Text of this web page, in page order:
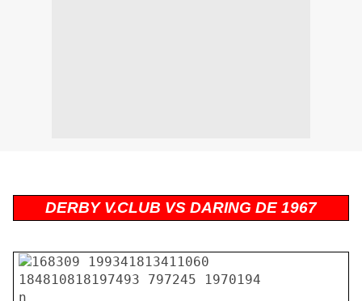
DERBY V.CLUB VS DARING DE 1967